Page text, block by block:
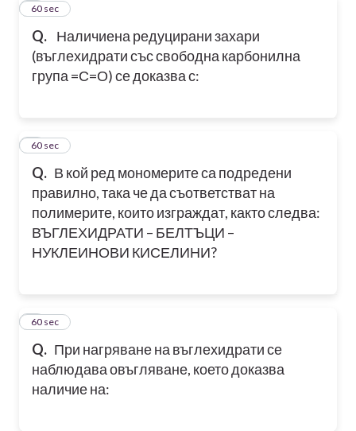
Q. Наличиена редуцирани захари
(въглехидрати със свободна карбонилна
група =С=О) се доказва с:
460 sec
Q. В кой ред мономерите са подредени
правилно, така че да съответстват на
полимерите, които изграждат, както следва:
ВЪГЛЕХИДРАТИ – БЕЛТЪЦИ –
НУКЛЕИНОВИ КИСЕЛИНИ?
560 sec
Q. При нагряване на въглехидрати се
наблюдава овъгляване, което доказва
наличие на:
660 sec